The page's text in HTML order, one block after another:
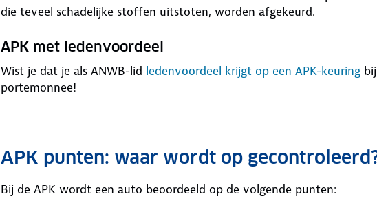
die teveel schadelijke stoffen uitstoten, worden afgekeurd.
APK met ledenvoordeel
Wist je dat je als ANWB-lid ledenvoordeel krijgt op een APK-keuring
portemonnee!
APK punten: waar wordt op
Bij de APK wordt een auto beoordeeld op de volgende punten: